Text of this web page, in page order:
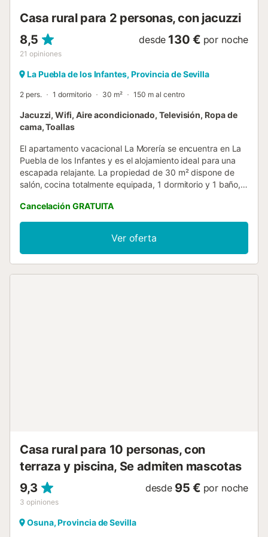
Casa rural para 2 personas, con jacuzzi
8,5
21 opiniones
desde 130 € por noche
La Puebla de los Infantes, Provincia de Sevilla
2 pers. 1 dormitorio 30 m² 150 m al centro
Jacuzzi, Wifi, Aire acondicionado, Televisión, Ropa de
cama, Toallas
El apartamento vacacional La Morería se encuentra en La
Puebla de los Infantes y es el alojamiento ideal para una
escapada relajante. La propiedad de 30 m² dispone de
salón, cocina totalmente equipada, 1 dormitorio y 1 baño, y
adicionales se incluyen Wi-Fi con espacio de trabajo para
teletrabajo, smart TV con servicios de streaming y aire
acondicionado. La propiedad cuenta con piscina privada
climatizada y jacuzzi privado, ambos disponibles las 24
horas. Por respeto a los vecinos, os pedimos que utilicéis el
Cancelación GRATUITA
Ver oferta
Casa rural para 10 personas, con
terraza y piscina, Se admiten mascotas
9,3
3 opiniones
desde 95 € por noche
Osuna, Provincia de Sevilla